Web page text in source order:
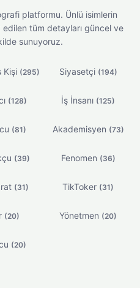
platformu. Ünlü isimlerin
tüm detayları güncel ve
sunuyoruz.
Kişi (295) Siyasetçi (194)
(128) İş İnsanı (125)
(81) Akademisyen (73)
(39) Fenomen (36)
(31) TikToker (31)
(20) Yönetmen (20)
(20)